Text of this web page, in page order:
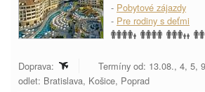
- Pobytové zájazdy
- Pre rodiny s deťmi
Doprava:
Termíny od: 13.08., 4, 5,
odlet: Bratislava, Košice, Poprad